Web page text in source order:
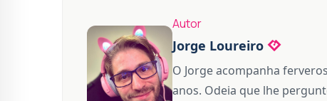
Autor
Jorge Loureiro
O Jorge acompanha
anos. Odeia que lhe